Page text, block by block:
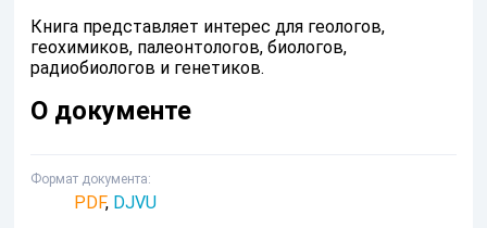
Книга представляет интерес для геологов,
геохимиков, палеонтологов, биологов,
радиобиологов и генетиков.
О документе
Формат документа
PDF, DJVU